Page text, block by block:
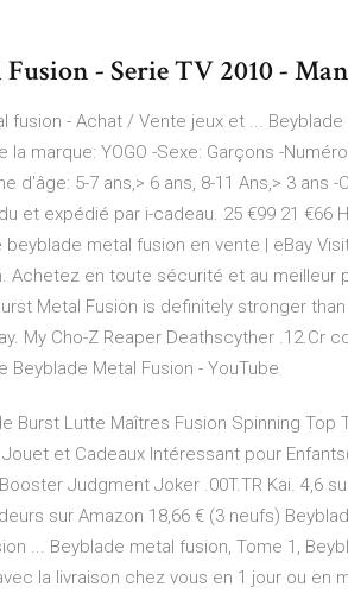
- Serie TV 2010 -
fusion - Achat / Vente jeux et ...
la marque: YOGO -Sexe: Garçons -
d'âge: 5-7 ans,> 6 ans, 8-11 Ans,> 3 ans
et expédié par i-cadeau. 25 €99 21 €66
beyblade metal fusion en vente | eBay
Achetez en toute sécurité et au meilleur
Metal Fusion is definitely stronger
My Cho-Z Reaper Deathscyther .12.Cr
Beyblade Metal Fusion - YouTube
Burst Lutte Maîtres Fusion Spinning Top
et Cadeaux Intéressant pour
Judgment Joker .00T.TR Kai. 4,6
sur Amazon 18,66 € (3 neufs)
... Beyblade metal fusion, Tome 1,
la livraison chez vous en 1 jour ou en